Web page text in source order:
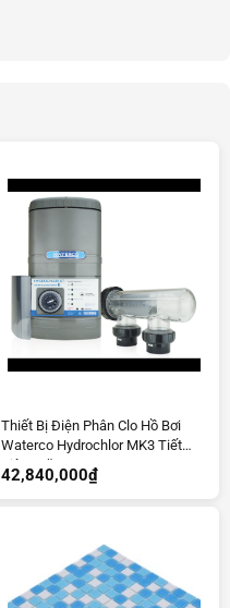
Thiết Bị Điện Phân Clo Hồ Bơi
Waterco Hydrochlor MK3 Tiết
Kiệm Năng Lượng
42,840,000₫